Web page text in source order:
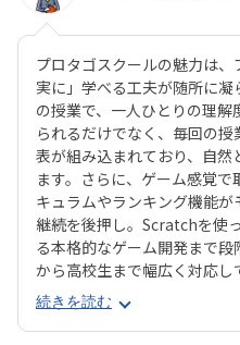
プロタゴスクールの魅力は
実に」学べる工夫が随所に
の授業で、一人ひとりの理
られるだけでなく、毎回の
表が組み込まれており、自
ます。さらに、ゲーム感覚
キュラムやランキング機能
継続を後押し。Scratchを使
る本格的なゲーム開発まで
から高校生まで幅広く対応
対策にも直結する実践的な内
キルを身につけられるのが大
続きを読む